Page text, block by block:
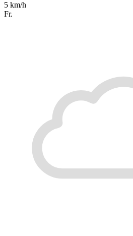
5 km/h
Fr.